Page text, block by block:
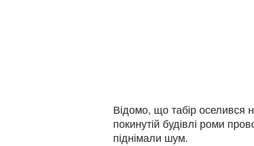
Відомо, що табір оселився
покинутій будівлі роми
піднімали шум.